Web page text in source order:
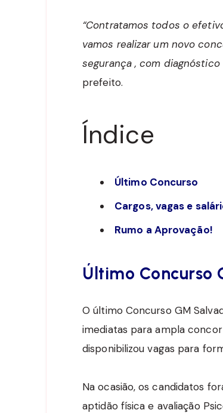
“Contratamos todos o
vamos realizar um novo
segurança , com
prefeito.
Índice
Último Concurso
Cargos, vagas e
Rumo a Aprovação!
Último Concurso
O último Concurso GM
imediatas para ampla
disponibilizou vagas para
Na ocasião, os candidatos
aptidão física e avaliação